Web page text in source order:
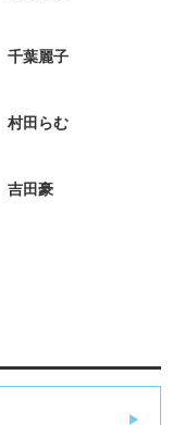
千葉麗子
村田らむ
吉田豪